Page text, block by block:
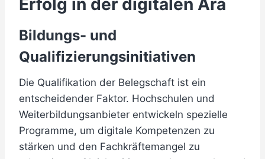
Erfolg in der digitalen Ära
Bildungs- und
Qualifizierungsinitiativen
Die Qualifikation der Belegschaft ist ein
entscheidender Faktor. Hochschulen und
Weiterbildungsanbieter entwickeln spezielle
Programme, um digitale Kompetenzen zu
stärken und den Fachkräftemangel zu